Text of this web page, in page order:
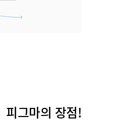
피그마의 장점!